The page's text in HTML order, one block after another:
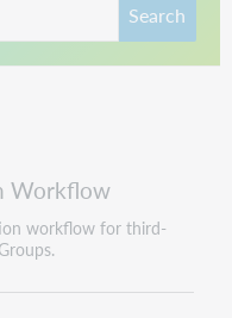
Search
Workflow
workflow for third-